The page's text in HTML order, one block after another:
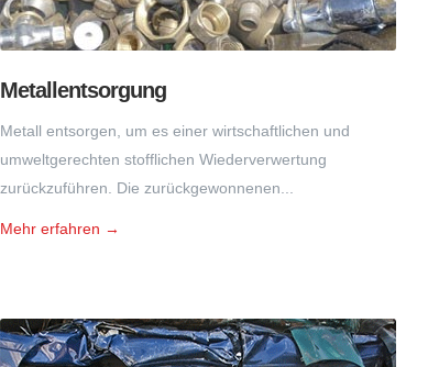
Metallentsorgung
Metall entsorgen, um es einer wirtschaftlichen und
umweltgerechten stofflichen Wiederverwertung
zurückzuführen. Die zurückgewonnenen...
Mehr erfahren →